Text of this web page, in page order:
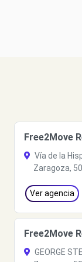
Free2Move
Vía de la
Zaragoza,
Ver agencia
Free2Move
GEORGE